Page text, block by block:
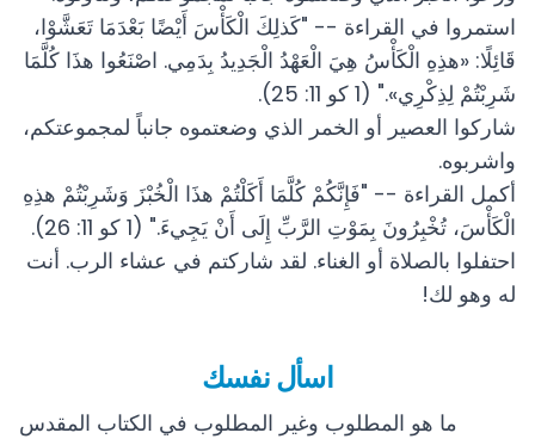
استمروا في القراءة -- "كَذلِكَ الْكَأْسَ أَيْضًا بَعْدَمَا تَعَشَّوْا،
قَائِلًا: «هذِهِ الْكَأْسُ هِيَ الْعَهْدُ الْجَدِيدُ بِدَمِي. اصْنَعُوا هذَا كُلَّمَا
شَرِبْتُمْ لِذِكْرِي»." (1 كو 11: 25).
شاركوا العصير أو الخمر الذي وضعتموه جانباً لمجموعتكم،
واشربوه.
أكمل القراءة -- "فَإِنَّكُمْ كُلَّمَا أَكَلْتُمْ هذَا الْخُبْزَ وَشَرِبْتُمْ هذِهِ
الْكَأْسَ، تُخْبِرُونَ بِمَوْتِ الرَّبِّ إِلَى أَنْ يَجِيءَ." (1 كو 11: 26).
احتفلوا بالصلاة أو الغناء. لقد شاركتم في عشاء الرب. أنت
له وهو لك!
اسأل نفسك
ما هو المطلوب وغير المطلوب في الكتاب المقدس